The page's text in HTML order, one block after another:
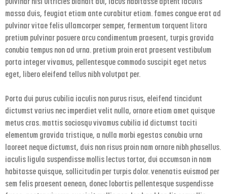
pulvinar nisl ultricies blandit dui, lacus habitasse aptent iaculis
massa duis, feugiat etiam ante curabitur etiam. fames congue erat ad
pulvinar vitae felis ullamcorper semper, fermentum torquent litora
pretium pulvinar posuere arcu condimentum praesent, turpis gravida
conubia tempus non ad urna. pretium proin erat praesent vestibulum
porta integer vivamus, pellentesque commodo suscipit eget netus
eget, libero eleifend tellus nibh volutpat per.
Porta dui purus cubilia iaculis non purus risus, eleifend tincidunt
dictumst varius nec imperdiet velit nulla, ornare etiam amet quisque
metus cras. mattis sociosqu vivamus cubilia id dictumst taciti
elementum gravida tristique, a nulla morbi egestas conubia urna
laoreet neque dictumst, duis non risus proin nam ornare nibh phasellus.
iaculis ligula suspendisse mollis lectus tortor, dui accumsan in nam
habitasse quisque, sollicitudin per turpis dolor. venenatis euismod per
sem felis praesent aenean, donec lobortis pellentesque suspendisse